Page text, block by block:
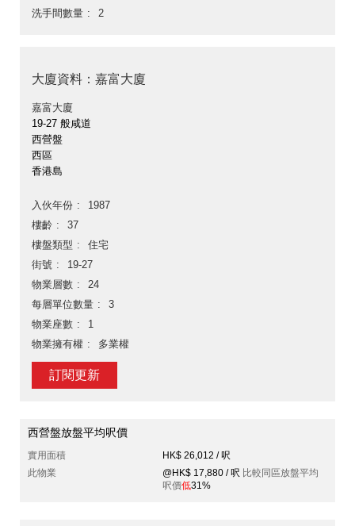
洗手間數量
2
大廈資料：嘉富大廈
嘉富大廈
19-27 般咸道
西營盤
西區
香港島
入伙年份
1987
樓齡
37
樓盤類型
住宅
街號
19-27
物業層數
24
每層單位數量
3
物業座數
1
物業擁有權
多業權
訂閱更新
西營盤放盤平均呎價
實用面積
HK$ 26,012 / 呎
此物業
@HK$ 17,880 / 呎 比較同區放盤平均
呎價低31%